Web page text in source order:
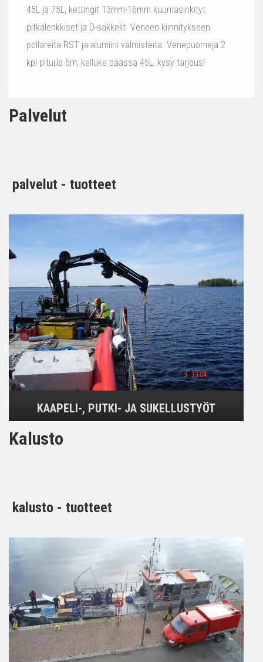
45L ja 75L, kettingit 13mm-16mm kuumasinkityt
pitkälenkkiset ja D-sakkelit. Veneen kiinnitykseen
pollareita RST ja alumiini valmisteita. Venepuomeja 2
kpl pituus 5m, kelluke päässä 45L, kysy tarjous!
Palvelut
palvelut - tuotteet
KAAPELI-, PUTKI- JA SUKELLUSTYÖT
Kalusto
kalusto - tuotteet